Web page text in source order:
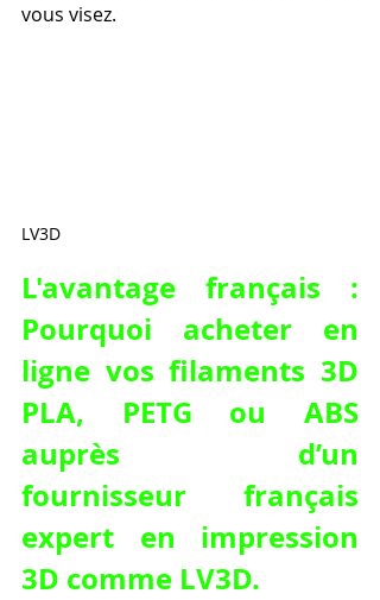
vous visez.
LV3D
L'avantage français :
Pourquoi acheter en
ligne vos filaments 3D
PLA, PETG ou ABS
auprès d’un
fournisseur français
expert en impression
3D comme LV3D.